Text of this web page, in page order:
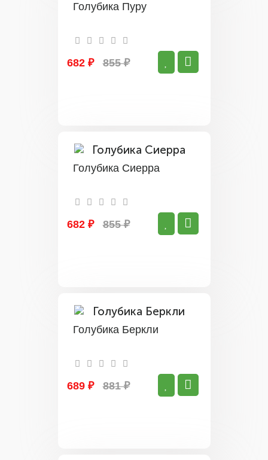
Голубика Пуру
682 ₽ 855 ₽
Голубика Сиерра
682 ₽ 855 ₽
Голубика Беркли
689 ₽ 881 ₽